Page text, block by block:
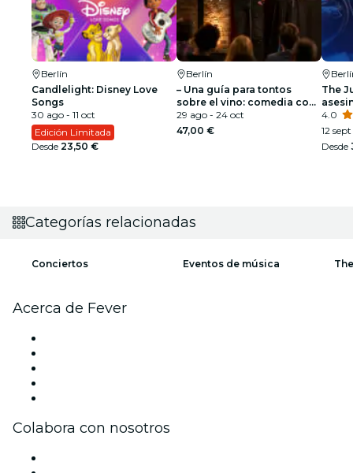
Berlín
Candlelight: Disney Love
Songs
30 ago - 11 oct
Edición Limitada
Desde 23,50 €
Berlín
– Una guía para tontos
sobre el vino: comedia con
vino
29 ago - 24 oct
47,00 €
The
4.0
12
Desde
Categorías relacionadas
Conciertos Eventos de música
Acerca de Fever
Colabora con nosotros